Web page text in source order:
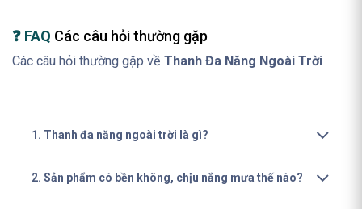
❓ FAQ Các câu hỏi thường gặp
Các câu hỏi thường gặp về Thanh Đa Năng Ngoài Trời
1. Thanh đa năng ngoài trời là gì?
2. Sản phẩm có bền không, chịu nắng mưa thế nào?